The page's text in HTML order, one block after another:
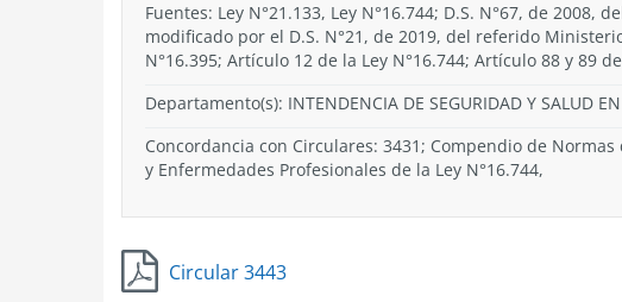
Fuentes: Ley N°21.133, Ley N°16.744; D.S. N°67, de 2008,
modificado por el D.S. N°21, de 2019, del referido
N°16.395; Artículo 12 de la Ley N°16.744; Artículo 88 y 89
Departamento(s): INTENDENCIA DE SEGURIDAD Y SALUD
Concordancia con Circulares: 3431; Compendio de
y Enfermedades Profesionales de la Ley N°16.744,
Circular 3443